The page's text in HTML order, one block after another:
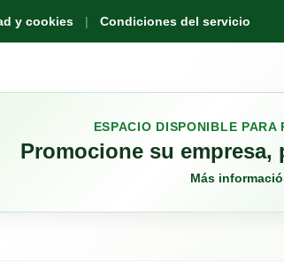
y cookies Condiciones del servicio
ESPACIO DISPONIBLE PARA
Promocione su
Más